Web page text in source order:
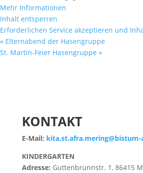
Mehr Informationen
Inhalt entsperren
Erforderlichen Service akzeptieren und
« Elternabend der Hasengruppe
St. Martin-Feier Hasengruppe »
KONTAKT
E-Mail: kita.st.afra.mering@bistum-
KINDERGARTEN
Adresse: Guttenbrunnstr. 1, 86415